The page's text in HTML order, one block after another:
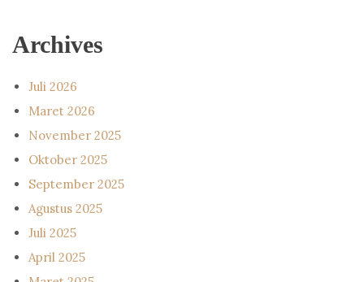
Archives
Juli 2026
Maret 2026
November 2025
Oktober 2025
September 2025
Agustus 2025
Juli 2025
April 2025